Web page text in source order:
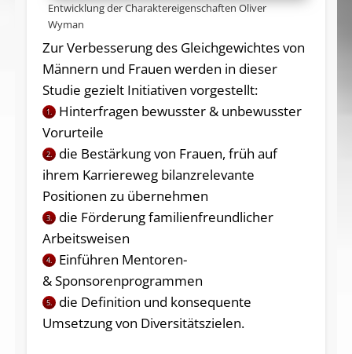
Entwicklung der Charaktereigenschaften Oliver
Wyman
Zur Verbesserung des Gleichgewichtes von
Männern und Frauen werden in dieser
Studie gezielt Initiativen vorgestellt:
1.
Hinterfragen bewusster & unbewusster
Vorurteile
2.
die Bestärkung von Frauen, früh auf
ihrem Karriereweg bilanzrelevante
Positionen zu übernehmen
3.
die Förderung familienfreundlicher
Arbeitsweisen
4.
Einführen Mentoren-
& Sponsorenprogrammen
5.
die Definition und konsequente
Umsetzung von Diversitätszielen.